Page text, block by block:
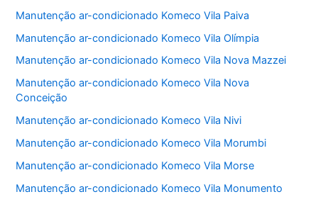
Manutenção ar-condicionado Komeco Vila Paiva
Manutenção ar-condicionado Komeco Vila Olímpia
Manutenção ar-condicionado Komeco Vila Nova Mazzei
Manutenção ar-condicionado Komeco Vila Nova
Conceição
Manutenção ar-condicionado Komeco Vila Nivi
Manutenção ar-condicionado Komeco Vila Morumbi
Manutenção ar-condicionado Komeco Vila Morse
Manutenção ar-condicionado Komeco Vila Monumento